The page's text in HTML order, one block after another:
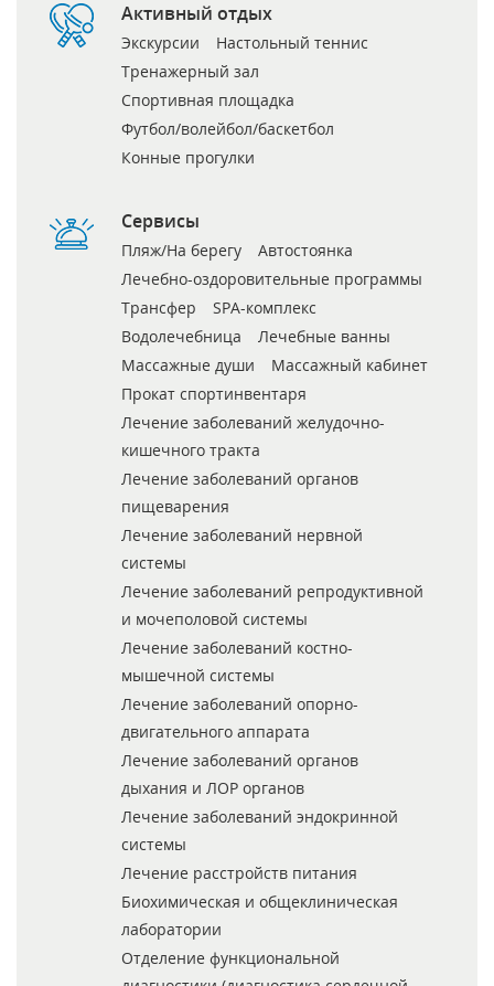
Активный отдых
Экскурсии
Настольный теннис
Тренажерный зал
Спортивная площадка
Футбол/волейбол/баскетбол
Конные прогулки
Сервисы
Пляж/На берегу
Автостоянка
Лечебно-оздоровительные программы
Трансфер
SPA-комплекс
Водолечебница
Лечебные ванны
Массажные души
Массажный кабинет
Прокат спортинвентаря
Лечение заболеваний желудочно-
кишечного тракта
Лечение заболеваний органов
пищеварения
Лечение заболеваний нервной
системы
Лечение заболеваний репродуктивной
и мочеполовой системы
Лечение заболеваний костно-
мышечной системы
Лечение заболеваний опорно-
двигательного аппарата
Лечение заболеваний органов
дыхания и ЛОР органов
Лечение заболеваний эндокринной
системы
Лечение расстройств питания
Биохимическая и общеклиническая
лаборатории
Отделение функциональной